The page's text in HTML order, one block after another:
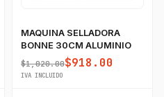
MAQUINA SELLADORA
BONNE 30CM ALUMINIO
$1,020.00$918.00
IVA INCLUIDO
GastroBot
Asesor Chef Online